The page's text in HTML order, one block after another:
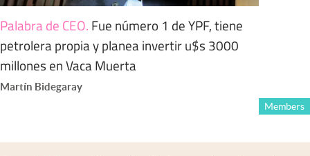
Palabra de CEO. Fue número 1 de YPF, tiene
petrolera propia y planea invertir u$s 3000
millones en Vaca Muerta
Martín Bidegaray
Members